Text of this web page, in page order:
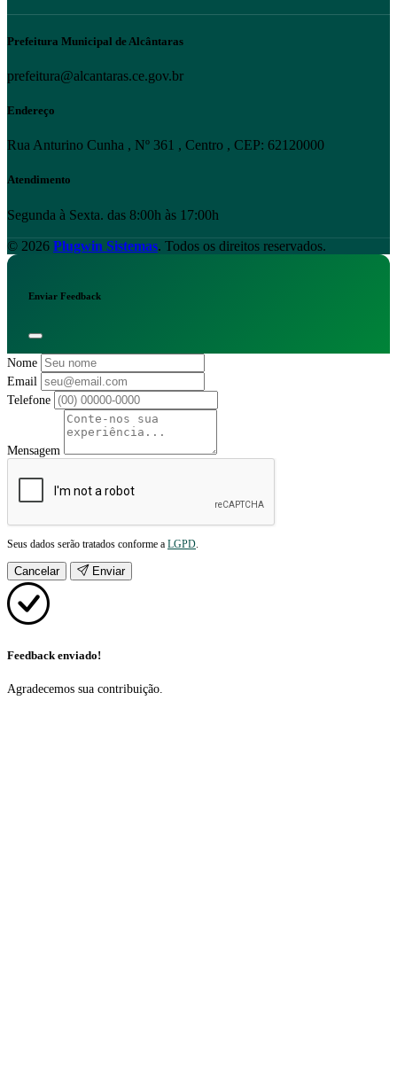
Prefeitura Municipal de Alcântaras
prefeitura@alcantaras.ce.gov.br
Endereço
Rua Anturino Cunha , Nº 361 , Centro , CEP: 62120000
Atendimento
Segunda à Sexta. das 8:00h às 17:00h
© 2026 Plugwin Sistemas. Todos os direitos reservados.
Enviar Feedback
Nome
Email
Telefone
Mensagem
Seus dados serão tratados conforme a LGPD
Cancelar Enviar
Feedback enviado!
Agradecemos sua contribuição.